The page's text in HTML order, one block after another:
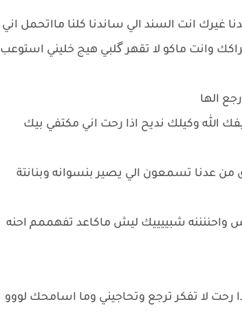
غيرك انت السند الي ساندنا كلنا مااتحمل اني
وانت ماكو لا تقهر گلبي هيج خليني استوعب
الها
الله وكيلك نديح اذا رحت اني مكتفي بيك
عدنا تسمعون الي يصير بنسوانه وبنانتة
واحننننه شبييييك ليش ماكاعد تفهممم احنه
رحت لا تفكر ترجع وتحاجيني وما اسامحك لووو